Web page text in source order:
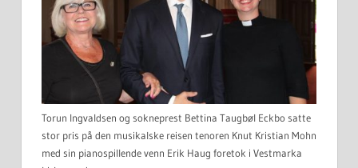
Torun Ingvaldsen og sokneprest Bettina Taugbøl Eckbo satte
stor pris på den musikalske reisen tenoren Knut Kristian Mohn
med sin pianospillende venn Erik Haug foretok i Vestmarka